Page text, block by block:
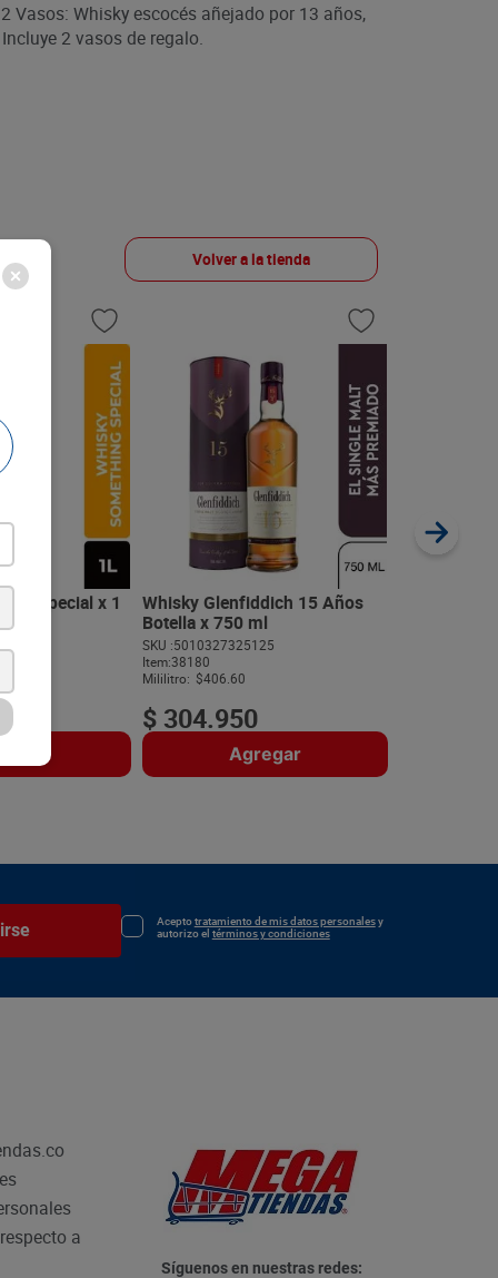
Vasos: Whisky escocés añejado por 13 años,
2 vasos de regalo.
Volver a la tienda
Special x 1
Whisky Glenfiddich 15 Años
Botella x 750 ml
SKU :5010327325125
Item:38180
Mililitro: $406.60
$ 304.950
Agregar
:52705
Aceptotratamiento de mis datos personalesy
autorizo el términos y condiciones
a
Síguenos en nuestras redes: